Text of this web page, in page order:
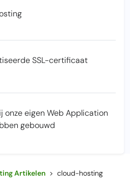
SSL-certificaat
onze eigen Web Application
gebouwd
Artikelen > cloud-hosting